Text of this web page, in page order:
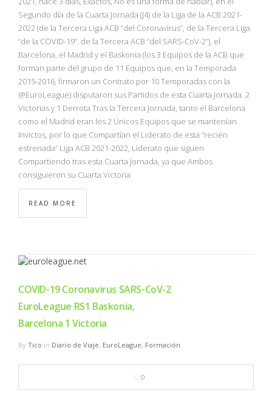
Segundo día de la Cuarta Jornada (J4) de la Liga de la ACB 2021-
2022 (de la Tercera Liga ACB “del Coronavirus”, de la Tercera Liga
“de la COVID-19”, de la Tercera ACB “del SARS-CoV-2”), el
Barcelona, el Madrid y el Baskonia (los 3 Equipos de la ACB que
forman parte del grupo de 11 Equipos que, en la Temporada
2015-2016, firmaron un Contrato por 10 Temporadas con la
@EuroLeague) disputaron sus Partidos de esta Cuarta Jornada. 2
Victorias y 1 Derrota Tras la Tercera Jornada, tanto el Barcelona
como el Madrid eran los 2 Únicos Equipos que se mantenían
Invictos, por lo que Compartían el Liderato de esta “recién
estrenada” Liga ACB 2021-2022, Liderato que siguen
Compartiendo tras esta Cuarta Jornada, ya que Ambos
consiguieron su Cuarta Victoria
READ MORE
COVID-19 Coronavirus SARS-CoV-2
EuroLeague RS1 Baskonia,
Barcelona 1 Victoria
By Tico in Diario de Viaje, EuroLeague, Formación
0